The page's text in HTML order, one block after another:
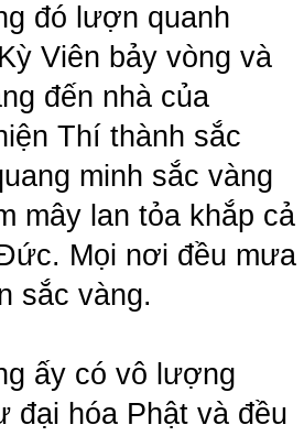
đó lượn quanh
Viên bảy vòng và
đến nhà của
Thí thành sắc
minh sắc vàng
mây lan tỏa khắp cả
Mọi nơi đều mưa
sắc vàng.
ấy có vô lượng
đại hóa Phật và đều